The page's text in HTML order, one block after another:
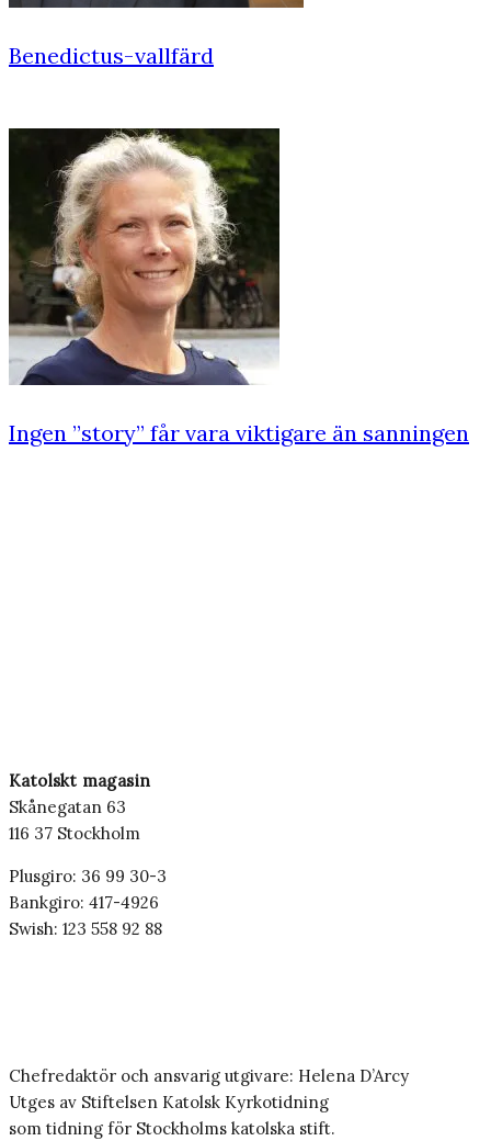
Benedictus-vallfärd
Ingen ”story” får vara viktigare än sanningen
Katolskt magasin
Skånegatan 63
116 37 Stockholm
Plusgiro: 36 99 30-3
Bankgiro: 417-4926
Swish: 123 558 92 88
Chefredaktör och ansvarig utgivare: Helena D’Arcy
Utges av Stiftelsen Katolsk Kyrkotidning
som tidning för Stockholms katolska stift.